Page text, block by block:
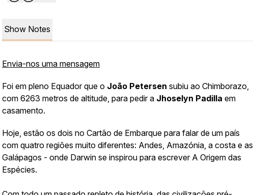
Show Notes
Envia-nos uma mensagem
Foi em pleno Equador que o João Petersen subiu ao Chimborazo,
com 6263 metros de altitude, para pedir a Jhoselyn Padilla em
casamento.
Hoje, estão os dois no Cartão de Embarque para falar de um país
com quatro regiões muito diferentes: Andes, Amazónia, a costa e as
Galápagos - onde Darwin se inspirou para escrever A Origem das
Espécies.